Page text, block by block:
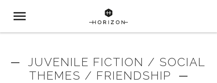
─ JUVENILE FICTION / SOCIAL
THEMES / FRIENDSHIP ─